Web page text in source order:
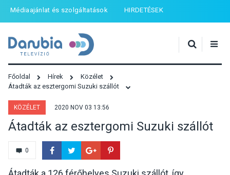
Médiaajánlat és szolgáltatások HIRDETÉSEK
Főoldal Hírek
Közélet
Átadták az esztergomi Suzuki szállót
KÖZÉLET 2020 NOV 03 13:56
Átadták az esztergomi Suzuki szállót
0